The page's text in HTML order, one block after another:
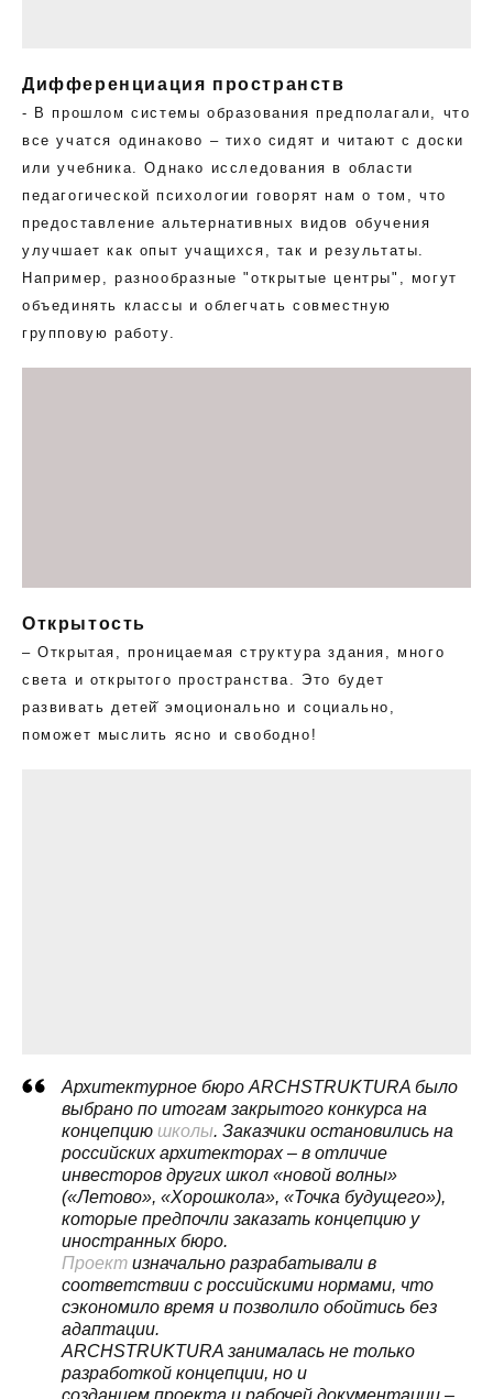
Дифференциация пространств
- В прошлом системы образования предполагали, что
все учатся одинаково – тихо сидят и читают с доски
или учебника. Однако исследования в области
педагогической психологии говорят нам о том, что
предоставление альтернативных видов обучения
улучшает как опыт учащихся, так и результаты.
Например, разнообразные "открытые центры", могут
объединять классы и облегчать совместную
групповую работу.
Открытость
– Открытая, проницаемая структура здания, много
света и открытого пространства. Это будет
развивать детей̆ эмоционально и социально,
поможет мыслить ясно и свободно!
Архитектурное бюро ARCHSTRUKTURA было
выбрано по итогам закрытого конкурса на
концепцию школы. Заказчики остановились на
российских архитекторах – в отличие
инвесторов других школ «новой волны»
(«Летово», «Хорошкола», «Точка будущего»),
которые предпочли заказать концепцию у
иностранных бюро.
Проект изначально разрабатывали в
соответствии с российскими нормами, что
сэкономило время и позволило обойтись без
адаптации.
ARCHSTRUKTURA занималась не только
разработкой концепции, но и
созданием проекта и рабочей документации –